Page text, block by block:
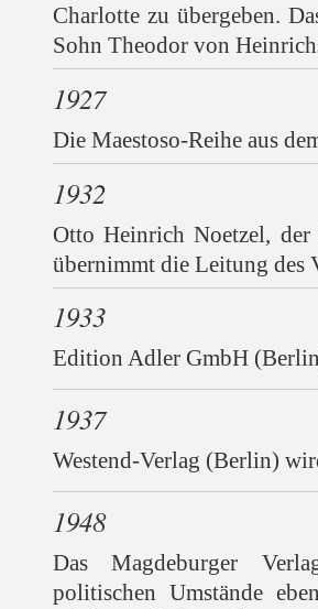
Charlotte zu übergeben.
Sohn Theodor von
1927
Die Maestoso-Reihe aus
1932
Otto Heinrich Noetzel,
übernimmt die Leitung des
1933
Edition Adler GmbH
1937
Westend-Verlag (Berlin)
1948
Das Magdeburger
politischen Umstände